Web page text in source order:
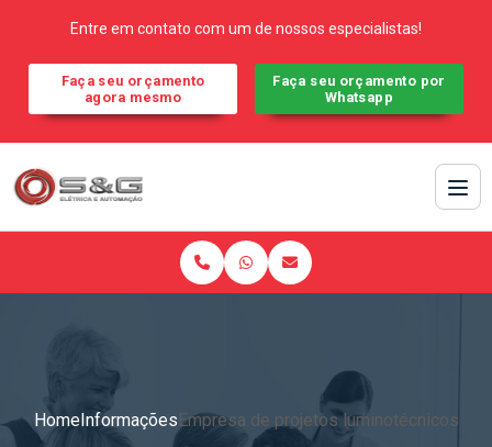
Entre em contato com um de nossos especialistas!
Faça seu orçamento
agora mesmo
Faça seu orçamento por
Whatsapp
HomeInformaçõesEmpresa de projetos luminotécnicos